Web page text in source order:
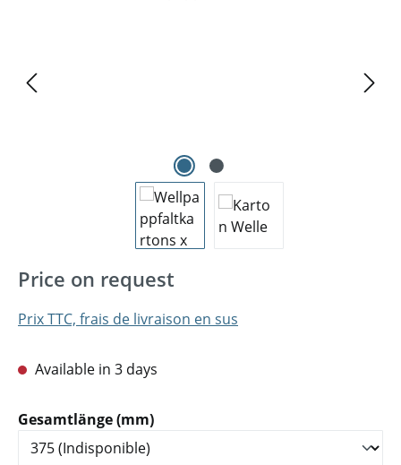
Price on request
Prix TTC, frais de livraison en sus
Available in 3 days
Sélectionnez
Gesamtlänge (mm)